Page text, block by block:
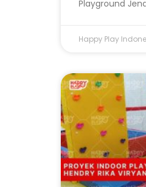
Playground
Happy Play